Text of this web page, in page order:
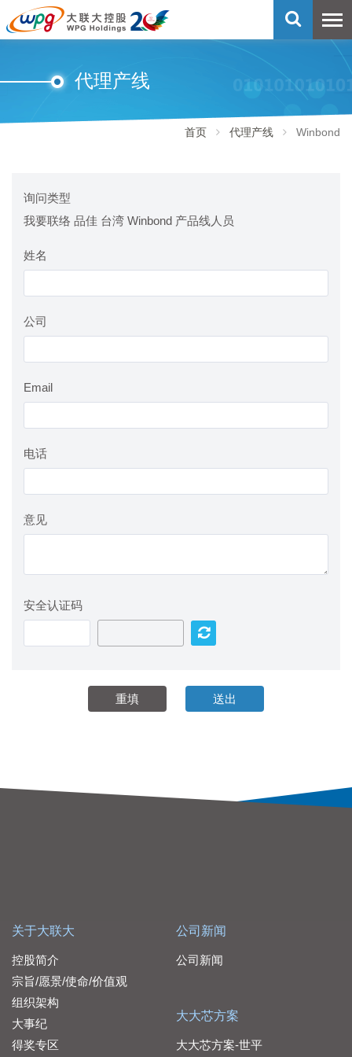
代理产线
首页 代理产线 Winbond
询问类型
我要联络 品佳 台湾 Winbond 产品线人员
姓名
公司
Email
电话
意见
安全认证码
关于大联大
控股简介
宗旨/愿景/使命/价值观
组织架构
大事纪
得奖专区
公司新闻
公司新闻
大大芯方案
大大芯方案-世平